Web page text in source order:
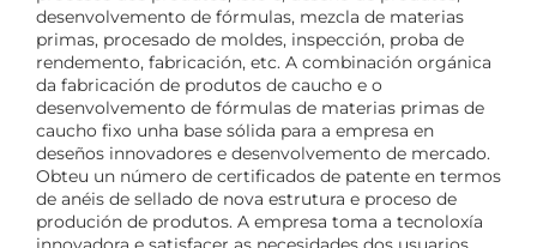
desenvolvemento de fórmulas, mezcla de materias
primas, procesado de moldes, inspección, proba de
rendemento, fabricación, etc. A combinación orgánica
da fabricación de produtos de caucho e o
desenvolvemento de fórmulas de materias primas de
caucho fixo unha base sólida para a empresa en
deseños innovadores e desenvolvemento de mercado.
Obteu un número de certificados de patente en termos
de anéis de sellado de nova estrutura e proceso de
produción de produtos. A empresa toma a tecnoloxía